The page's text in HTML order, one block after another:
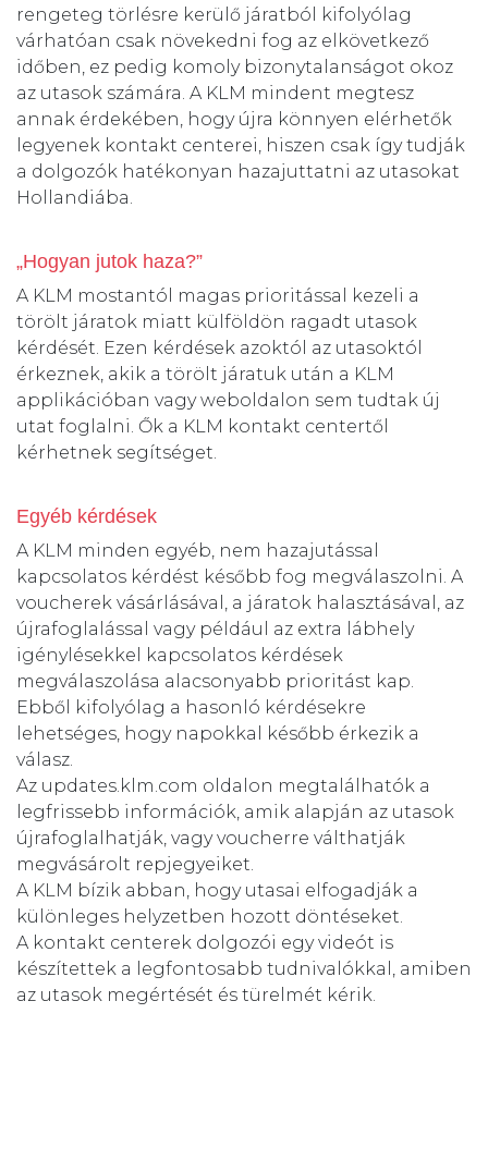
rengeteg törlésre kerülő járatból kifolyólag
várhatóan csak növekedni fog az elkövetkező
időben, ez pedig komoly bizonytalanságot okoz
az utasok számára. A KLM mindent megtesz
annak érdekében, hogy újra könnyen elérhetők
legyenek kontakt centerei, hiszen csak így tudják
a dolgozók hatékonyan hazajuttatni az utasokat
Hollandiába.
„Hogyan jutok haza?”
A KLM mostantól magas prioritással kezeli a
törölt járatok miatt külföldön ragadt utasok
kérdését. Ezen kérdések azoktól az utasoktól
érkeznek, akik a törölt járatuk után a KLM
applikációban vagy weboldalon sem tudtak új
utat foglalni. Ők a KLM kontakt centertől
kérhetnek segítséget.
Egyéb kérdések
A KLM minden egyéb, nem hazajutással
kapcsolatos kérdést később fog megválaszolni. A
voucherek vásárlásával, a járatok halasztásával, az
újrafoglalással vagy például az extra lábhely
igénylésekkel kapcsolatos kérdések
megválaszolása alacsonyabb prioritást kap.
Ebből kifolyólag a hasonló kérdésekre
lehetséges, hogy napokkal később érkezik a
válasz.
Az updates.klm.com oldalon megtalálhatók a
legfrissebb információk, amik alapján az utasok
újrafoglalhatják, vagy voucherre válthatják
megvásárolt repjegyeiket.
A KLM bízik abban, hogy utasai elfogadják a
különleges helyzetben hozott döntéseket.
A kontakt centerek dolgozói egy videót is
készítettek a legfontosabb tudnivalókkal, amiben
az utasok megértését és türelmét kérik.